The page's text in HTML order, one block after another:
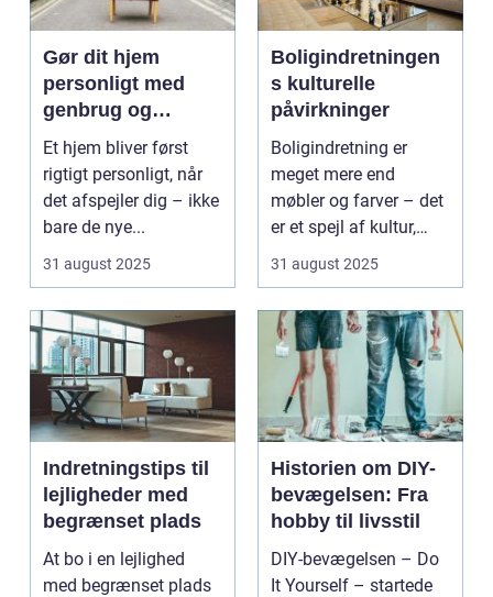
Gør dit hjem
personligt med
genbrug og
vintage
Et hjem bliver først
rigtigt personligt, når
det afspejler dig – ikke
bare de nye...
31 august 2025
Boligindretningen
s kulturelle
påvirkninger
Boligindretning er
meget mere end
møbler og farver – det
er et spejl af kultur,
31 august 2025
Indretningstips til
lejligheder med
begrænset plads
At bo i en lejlighed
med begrænset plads
Historien om DIY-
bevægelsen: Fra
hobby til livsstil
DIY-bevægelsen – Do
It Yourself – startede